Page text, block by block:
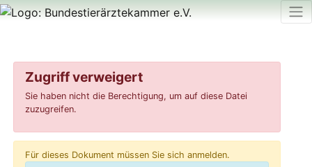
Zugriff verweigert
Sie haben nicht die Berechtigung, um auf diese Datei
zuzugreifen.
Für dieses Dokument müssen Sie sich anmelden.